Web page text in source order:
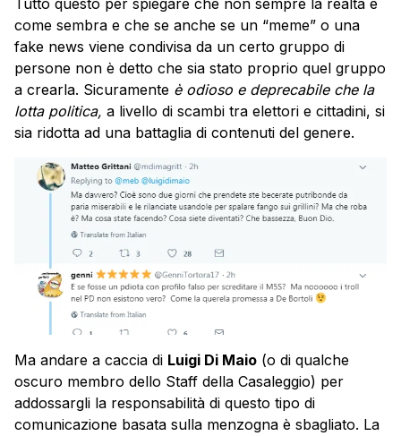
come sembra e che se anche se un “meme” o una
fake news viene condivisa da un certo gruppo di
persone non è detto che sia stato proprio quel gruppo
a crearla. Sicuramente è odioso e deprecabile che la
lotta politica, a livello di scambi tra elettori e cittadini, si
sia ridotta ad una battaglia di contenuti del genere.
Ma andare a caccia di Luigi Di Maio (o di qualche
oscuro membro dello Staff della Casaleggio) per
addossargli la responsabilità di questo tipo di
comunicazione basata sulla menzogna è sbagliato. La